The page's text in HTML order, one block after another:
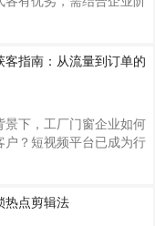
虽可能在短期内带来流
粉丝，还会损害品牌形
衡优势：品牌契合度
，能精准传递品牌调性。
主运营，将产品制作细
丝建立情感共鸣，用户
成本可控性强：无需支
础设备与人力。初创企
流程，年成本可控制在
以上。数据安全与
指南：从流量到订单的
景下，工厂门窗企业如何
户？短视频平台已成为行
言，实现从流量曝光到
位内容，解决用户痛点
全性、耐用性、隔音隔
热点剪辑法